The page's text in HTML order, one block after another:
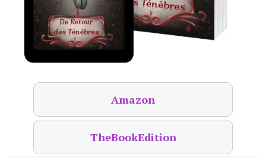
Amazon
TheBookEdition